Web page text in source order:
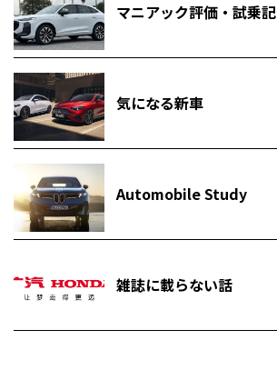
マニアック評価・試乗記
気になる新車
Automobile Study
雑誌に載らない話